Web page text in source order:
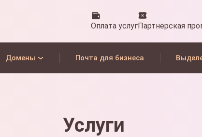
Оплата услугПартнёрская
Домены Почта для бизнеса
Услуги